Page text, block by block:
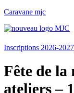
Caravane mjc
Inscriptions 2026-2027
Fête de la
ateliers –